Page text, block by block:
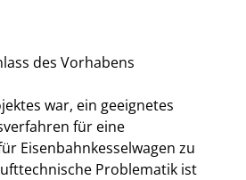
des Vorhabens
war, ein geeignetes
für eine
Eisenbahnkesselwagen zu
Problematik ist